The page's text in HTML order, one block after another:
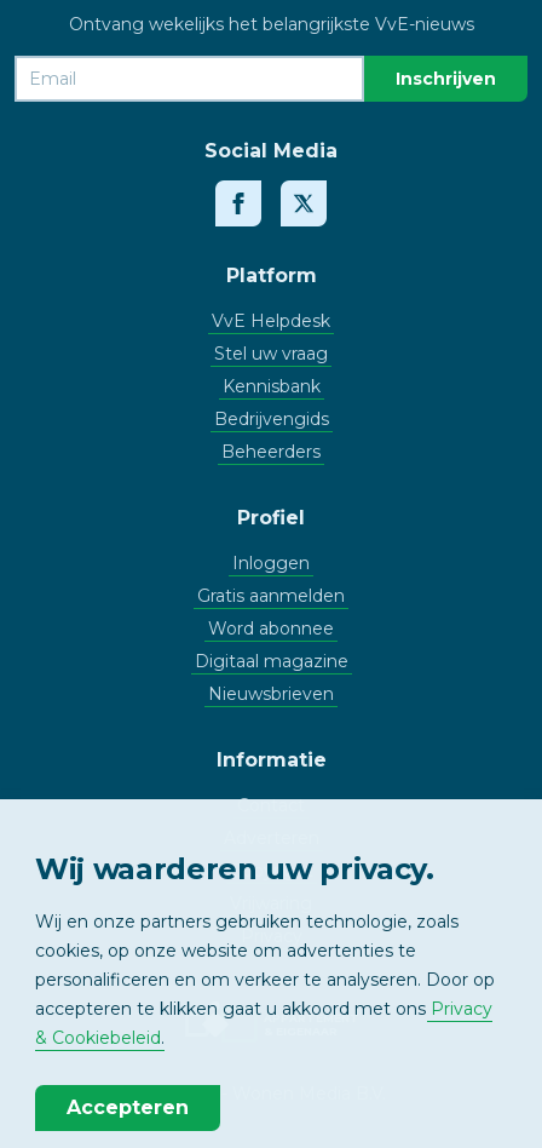
Ontvang wekelijks het belangrijkste VvE-nieuws
Social Media
Platform
VvE Helpdesk
Stel uw vraag
Kennisbank
Bedrijvengids
Beheerders
Profiel
Inloggen
Gratis aanmelden
Word abonnee
Digitaal magazine
Nieuwsbrieven
Informatie
Contact
Copyright
APPARTEMENT
Wij waarderen uw privacy.
Wij en onze partners gebruiken technologie, zoals
cookies, op onze website om advertenties te
personalificeren en om verkeer te analyseren. Door op
accepteren te klikken gaat u akkoord met ons Privacy
& Cookiebeleid.
Accepteren